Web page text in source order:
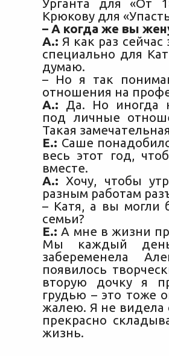
Урганта для
Крюкову для
– А когда же вы
А.: Я как раз
специально для
думаю.
– Но я так
отношения на
А.: Да. Но иногда
под личные
Такая
Е.: Саше
весь этот год,
вместе.
А.: Хочу, чтобы
разным работам
– Катя, а вы могли
семьи?
Е.: А мне в жизни
Мы каждый
забеременела
появилось
вторую дочку я
грудью – это тоже
жалею. Я не видела
прекрасно
жизнь.